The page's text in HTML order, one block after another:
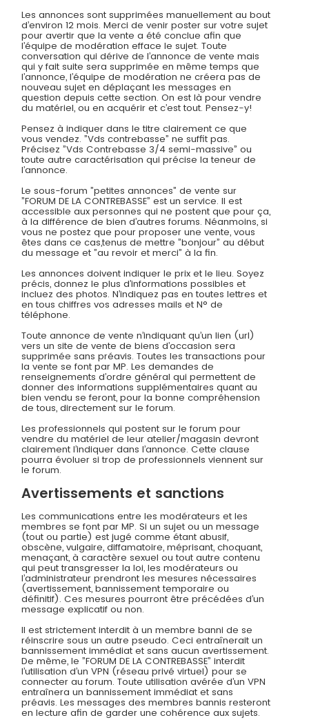
Les annonces sont supprimées manuellement au bout
d’environ 12 mois. Merci de venir poster sur votre sujet
pour avertir que la vente a été conclue afin que
l’équipe de modération efface le sujet. Toute
conversation qui dérive de l’annonce de vente mais
qui y fait suite sera supprimée en même temps que
l’annonce, l’équipe de modération ne créera pas de
nouveau sujet en déplaçant les messages en
question depuis cette section. On est là pour vendre
du matériel, ou en acquérir et c’est tout. Pensez-y!
Pensez à indiquer dans le titre clairement ce que
vous vendez. ”Vds contrebasse” ne suffit pas.
Précisez ”Vds Contrebasse 3/4 semi-massive” ou
toute autre caractérisation qui précise la teneur de
l’annonce.
Le sous-forum ”petites annonces” de vente sur
”FORUM DE LA CONTREBASSE” est un service. Il est
accessible aux personnes qui ne postent que pour ça,
à la différence de bien d’autres forums. Néanmoins, si
vous ne postez que pour proposer une vente, vous
êtes dans ce cas,tenus de mettre ”bonjour” au début
du message et ”au revoir et merci” à la fin.
Les annonces doivent indiquer le prix et le lieu. Soyez
précis, donnez le plus d’informations possibles et
incluez des photos. N’indiquez pas en toutes lettres et
en tous chiffres vos adresses mails et N° de
téléphone.
Toute annonce de vente n’indiquant qu’un lien (url)
vers un site de vente de biens d’occasion sera
supprimée sans préavis. Toutes les transactions pour
la vente se font par MP. Les demandes de
renseignements d’ordre général qui permettent de
donner des informations supplémentaires quant au
bien vendu se feront, pour la bonne compréhension
de tous, directement sur le forum.
Les professionnels qui postent sur le forum pour
vendre du matériel de leur atelier/magasin devront
clairement l’indiquer dans l’annonce. Cette clause
pourra évoluer si trop de professionnels viennent sur
le forum.
Avertissements et sanctions
Les communications entre les modérateurs et les
membres se font par MP. Si un sujet ou un message
(tout ou partie) est jugé comme étant abusif,
obscène, vulgaire, diffamatoire, méprisant, choquant,
menaçant, à caractère sexuel ou tout autre contenu
qui peut transgresser la loi, les modérateurs ou
l’administrateur prendront les mesures nécessaires
(avertissement, bannissement temporaire ou
définitif). Ces mesures pourront être précédées d’un
message explicatif ou non.
Il est strictement interdit à un membre banni de se
réinscrire sous un autre pseudo. Ceci entraînerait un
bannissement immédiat et sans aucun avertissement.
De même, le ”FORUM DE LA CONTREBASSE” interdit
l’utilisation d’un VPN (réseau privé virtuel) pour se
connecter au forum. Toute utilisation avérée d’un VPN
entraînera un bannissement immédiat et sans
préavis. Les messages des membres bannis resteront
en lecture afin de garder une cohérence aux sujets.